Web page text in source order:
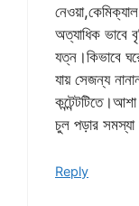
অত্যাধিক ভাবে
যত্ন।কিভাবে
যায় সেজন্য
চুল পড়ার সমস্যা
Reply